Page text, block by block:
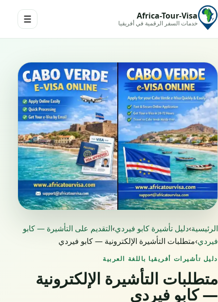
Africa-Tour-Visa
خدمات السفر الرقمية في أفريقيا ☰
الرئيسية›دليل تأشيرة كابو فيردي›التقديم على التأشيرة — كابو
فيردي›متطلبات التأشيرة الإلكترونية — كابو فيردي
دليل تأشيرات أفريقيا باللغة العربية
متطلبات التأشيرة الإلكترونية
— كابو فيردي